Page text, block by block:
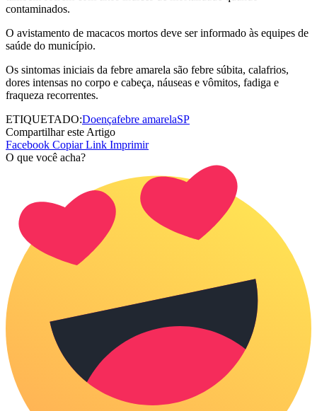
contaminados.
O avistamento de macacos mortos deve ser informado às equipes de
saúde do município.
Os sintomas iniciais da febre amarela são febre súbita, calafrios,
dores intensas no corpo e cabeça, náuseas e vômitos, fadiga e
fraqueza recorrentes.
ETIQUETADO:Doençafebre amarelaSP
Compartilhar este Artigo
Facebook Copiar Link Imprimir
O que você acha?